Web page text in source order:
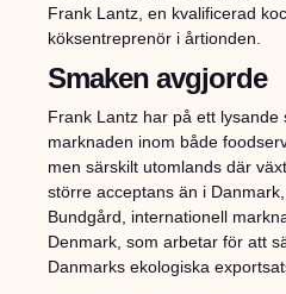
Frank Lantz, en kvalificerad
köksentreprenör i årtionden.
Smaken avgjorde
Frank Lantz har på ett lysande
marknaden inom både
men särskilt utomlands där
större acceptans än i
Bundgård, internationell
Denmark, som arbetar för att
Danmarks ekologiska